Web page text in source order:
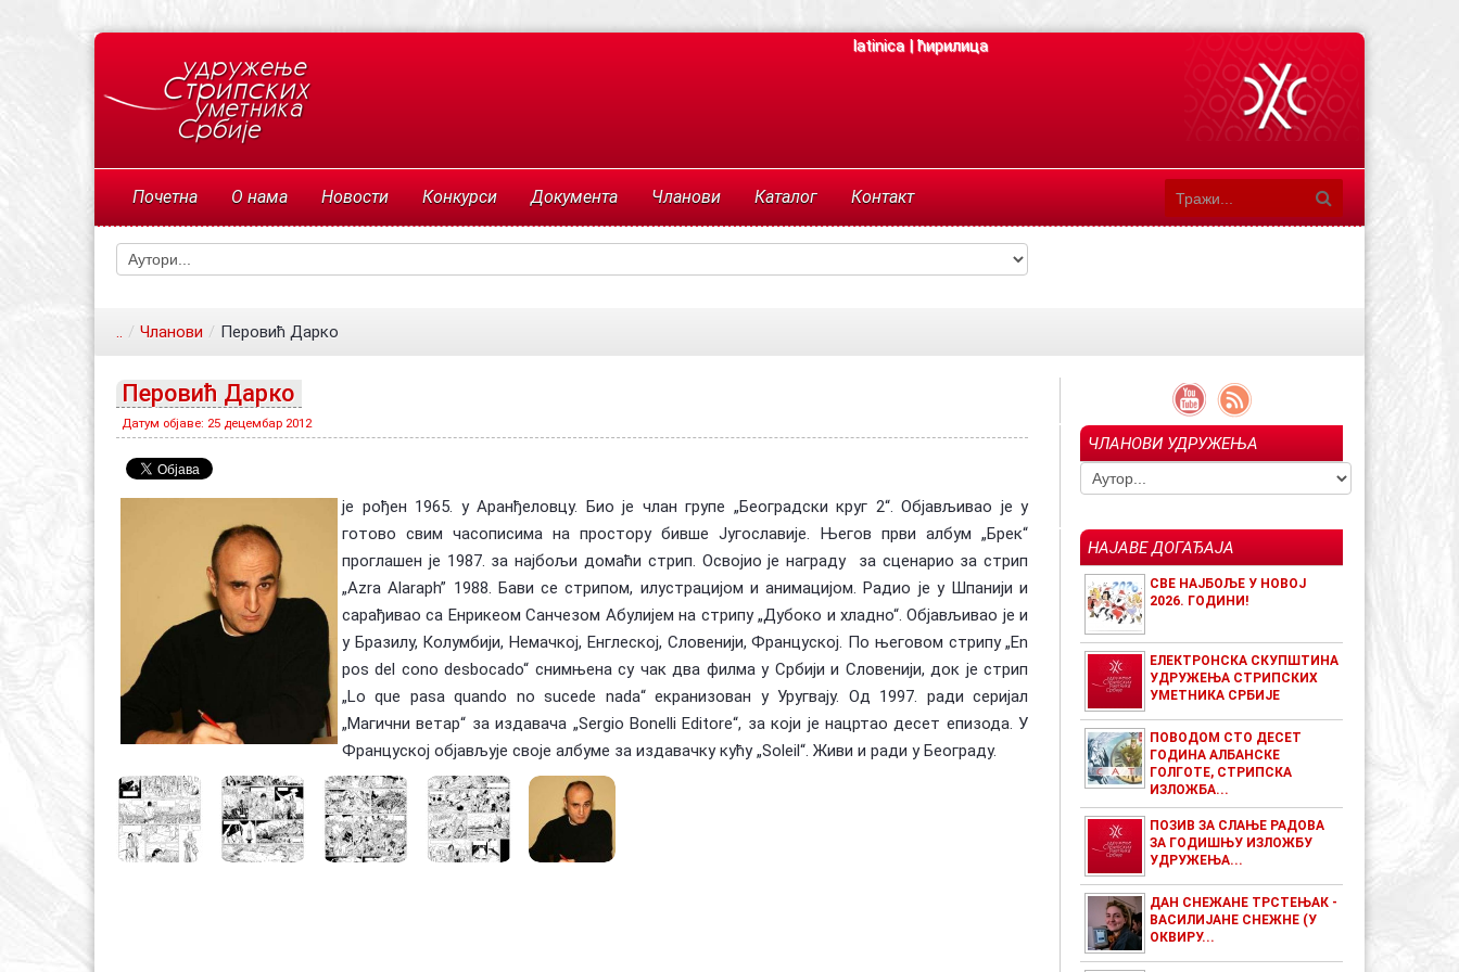
latinica|ћирилица
Почетна О нама Новости Конкурси Документа Чланови Каталог Контакт
.. / Чланови / Перовић Дарко
Перовић Дарко
Датум објаве: 25 децембар 2012
је рођен 1965. у Аранђеловцу. Био је члан групе „Београдски круг 2“. Објављивао је у
готово свим часописима на простору бивше Југославије. Његов први албум „Брек“
проглашен је 1987. за најбољи домаћи стрип. Освојио је награду за сценарио за стрип
„Azra Alaraph” 1988. Бави се стрипом, илустрацијом и анимацијом. Радио је у Шпанији и
сарађивао са Енрикеом Санчезом Абулијем на стрипу „Дубоко и хладно“. Објављивао је и
у Бразилу, Колумбији, Немачкој, Енглеској, Словенији, Француској. По његовом стрипу „En
pos del cono desbocado“ снимњена су чак два филма у Србији и Словенији, док је стрип
„Lo que pasa quando no sucede nada“ екранизован у Уругвају. Од 1997. ради серијал
„Магични ветар“ за издавача „Sergio Bonelli Editore“, за који је нацртао десет епизода. У
Француској објављује своје албуме за издавачку кућу „Soleil“. Живи и ради у Београду.
ЧЛАНОВИ УДРУЖЕЊА
НАЈАВЕ ДОГАЂАЈА
СВЕ НАЈБОЉЕ У НОВОЈ
2026. ГОДИНИ!
ЕЛЕКТРОНСКА СКУПШТИНА
УДРУЖЕЊА СТРИПСКИХ
УМЕТНИКА СРБИЈЕ
ПОВОДОМ СТО ДЕСЕТ
ГОДИНА АЛБАНСКЕ
ГОЛГОТЕ, СТРИПСКА
ИЗЛОЖБА...
ПОЗИВ ЗА СЛАЊЕ РАДОВА
ЗА ГОДИШЊУ ИЗЛОЖБУ
УДРУЖЕЊА...
ДАН СНЕЖАНЕ ТРСТЕЊАК -
ВАСИЛИЈАНЕ СНЕЖНЕ (У
ОКВИРУ...